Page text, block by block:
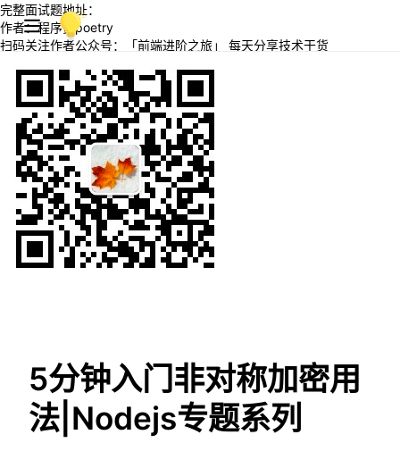
完整面试题地址：
作者：程序员poetry
扫码关注作者公众号：「前端进阶之旅」 每天分享技术干货
5分钟入门非对称加密用
法|Nodejs专题系列